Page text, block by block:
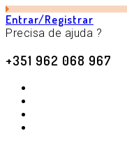
Entrar/Registrar
Precisa de ajuda ?
+351 962 068 967